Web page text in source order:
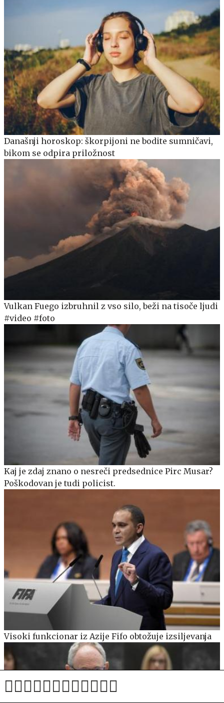
Današnji horoskop: škorpijoni ne bodite sumničavi,
bikom se odpira priložnost
Vulkan Fuego izbruhnil z vso silo, beži na tisoče ljudi
#video #foto
Kaj je zdaj znano o nesreči predsednice Pirc Musar?
Poškodovan je tudi policist.
Visoki funkcionar iz Azije Fifo obtožuje izsiljevanja